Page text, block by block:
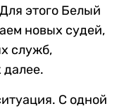
этого Белый
новых судей,
служб,
далее.
С одной